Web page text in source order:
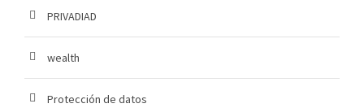
PRIVADIAD
wealth
Protección de datos